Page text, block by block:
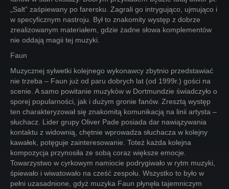
„Salt” zaśpiewany po farersku. Zagrali go intrygująco, ujmująco i
w specyficznym nastroju. Był to znakomity występ z dobrze
zrealizowanym materiałem, gdzie żadne słowa komplementów
nie oddają magii tej muzyki.
Faun
Muzycznej sylwetki kolejnego wykonawcy zbytnio przedstawiać
nie trzeba – Faun już od paru dobrych lat (od 1999r.) gości na
scenie. A samo powitanie muzyków w Dortmundzie świadczyło o
sporej popularności, jak i dużym gronie fanów. Zresztą występ
ten charakteryzował się znakomitą komunikacją na linii artysta –
słuchacz. Lider grupy Oliver Pade posiada dar nawiązywania
kontaktu z widownią, chętnie wprowadza słuchacza w kolejny
kawałek, potęguje zainteresowanie. Toteż każda kolejna
kompozycja przynosiła ze sobą coraz większe emocje.
Towarzystwo w cyrkowym namiocie podrygiwało w rytm muzyki,
śpiewało i wiwatowało na cześć zespołu. Wszystko to było w
pełni uzasadnione, gdyż muzyka Faun płynęła tajemniczym